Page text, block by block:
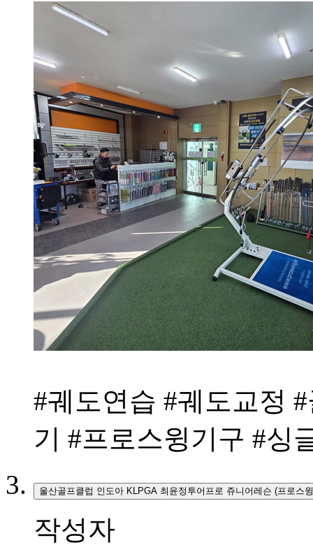
#궤도연습 #궤도교정
기 #프로스윙기구 #싱
울산골프클럽 인도아 KLPGA 최윤정투어프로 쥬니어레슨 (프로스
작성자